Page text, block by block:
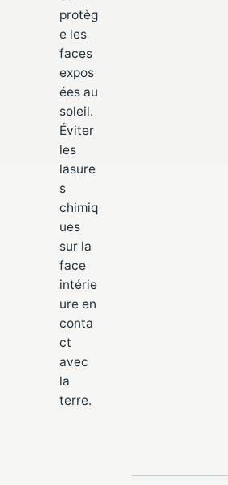
protèg
e les
faces
expos
ées au
soleil.
Éviter
les
lasure
s
chimiq
ues
sur la
face
intérie
ure en
conta
ct
avec
la
terre.